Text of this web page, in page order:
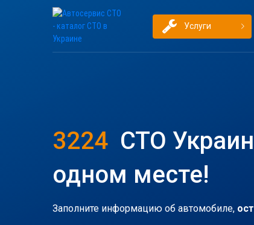
Услуги
3224 СТО
одном месте!
Заполните информацию об автомобиле,